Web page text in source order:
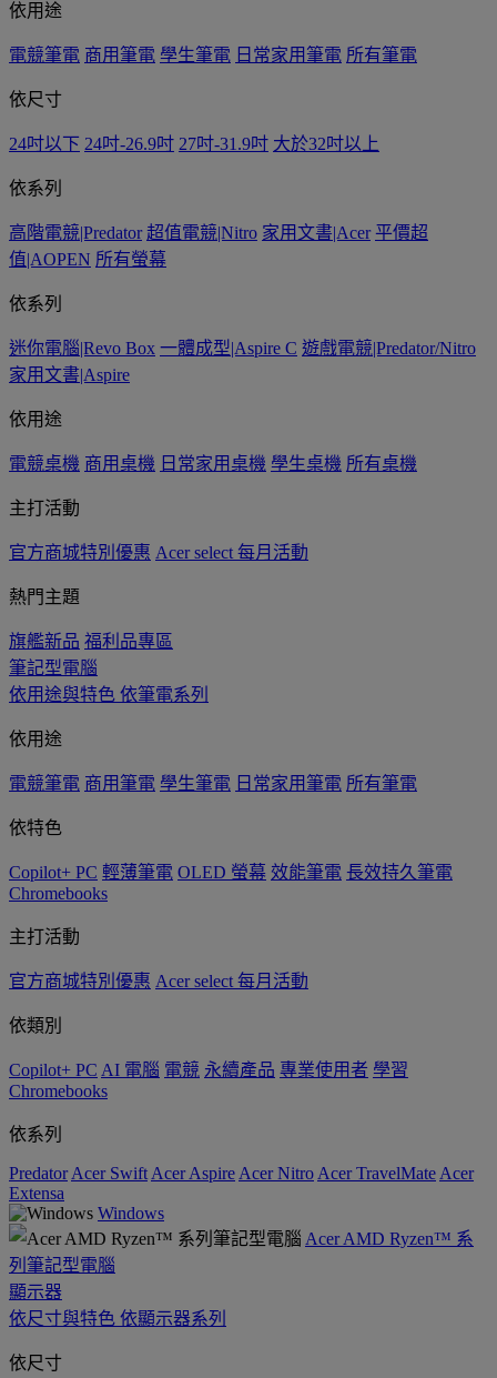
依用途
電競筆電 商用筆電 學生筆電 日常家用筆電 所有筆電
依尺寸
24吋以下 24吋-26.9吋 27吋-31.9吋 大於32吋以上
依系列
高階電競|Predator 超值電競|Nitro 家用文書|Acer 平價超
值|AOPEN 所有螢幕
依系列
迷你電腦|Revo Box 一體成型|Aspire C 遊戲電競|Predator/Nitro
家用文書|Aspire
依用途
電競桌機 商用桌機 日常家用桌機 學生桌機 所有桌機
主打活動
官方商城特別優惠 Acer select 每月活動
熱門主題
旗艦新品 福利品專區
筆記型電腦
依用途與特色 依筆電系列
依用途
電競筆電 商用筆電 學生筆電 日常家用筆電 所有筆電
依特色
Copilot+ PC 輕薄筆電 OLED 螢幕 效能筆電 長效持久筆電
Chromebooks
主打活動
官方商城特別優惠 Acer select 每月活動
依類別
Copilot+ PC AI 電腦 電競 永續產品 專業使用者 學習
Chromebooks
依系列
Predator Acer Swift Acer Aspire Acer Nitro Acer TravelMate Acer
Extensa
Windows
Acer AMD Ryzen™ 系
列筆記型電腦
顯示器
依尺寸與特色 依顯示器系列
依尺寸